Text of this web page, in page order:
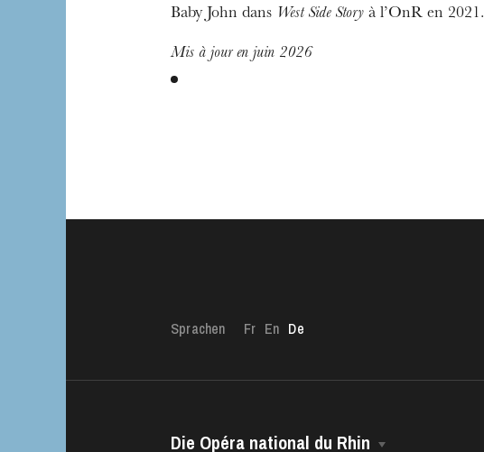
Baby John dans West Side Storyà l’OnR en 2021.
Mis à jour en juin 2026
Sprachen Fr En De
Die Opéra national du Rhin